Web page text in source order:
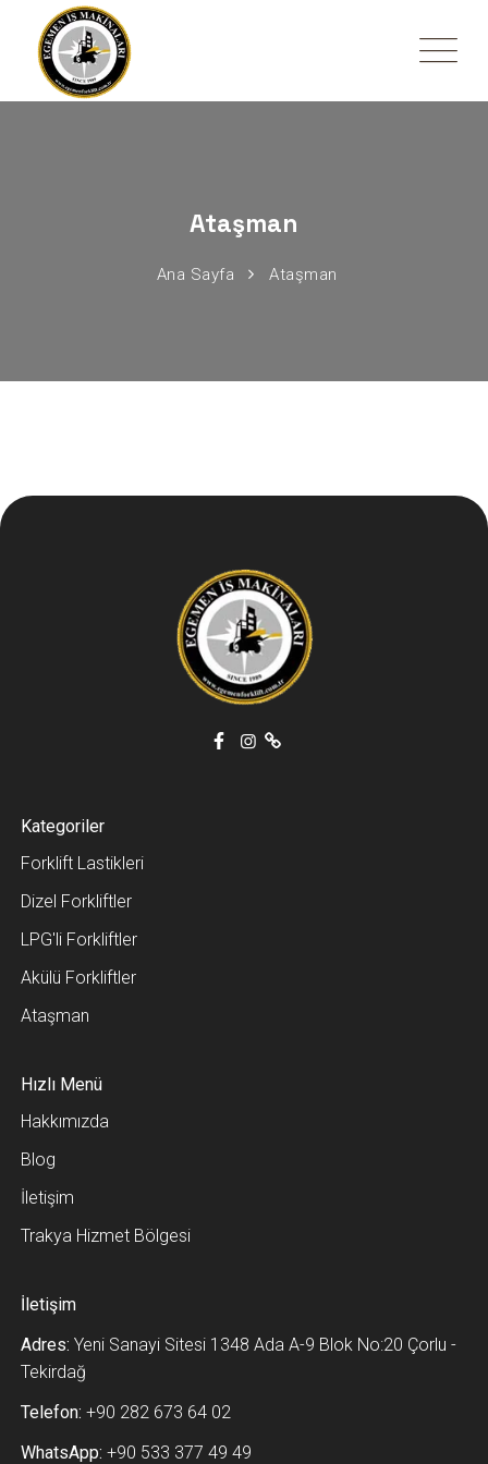
Ataşman
Ana Sayfa Ataşman
Kategoriler
Forklift Lastikleri
Dizel Forkliftler
LPG'li Forkliftler
Akülü Forkliftler
Ataşman
Hızlı Menü
Hakkımızda
Blog
İletişim
Trakya Hizmet Bölgesi
İletişim
Adres: Yeni Sanayi Sitesi 1348 Ada A-9 Blok No:20 Çorlu -
Tekirdağ
Telefon: +90 282 673 64 02
WhatsApp: +90 533 377 49 49